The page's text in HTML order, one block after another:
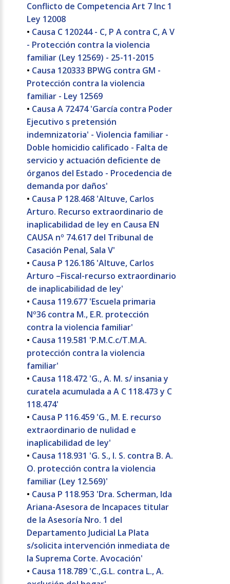
Conflicto de Competencia Art 7 Inc 1
Ley 12008
• Causa C 120244 - C, P A contra C, A V
- Protección contra la violencia
familiar (Ley 12569) - 25-11-2015
• Causa 120333 BPWG contra GM -
Protección contra la violencia
familiar - Ley 12569
• Causa A 72474 'García contra Poder
Ejecutivo s pretensión
indemnizatoria' - Violencia familiar -
Doble homicidio calificado - Falta de
servicio y actuación deficiente de
órganos del Estado - Procedencia de
demanda por daños'
• Causa P 128.468 'Altuve, Carlos
Arturo. Recurso extraordinario de
inaplicabilidad de ley en Causa EN
CAUSA nº 74.617 del Tribunal de
Casación Penal, Sala V'
• Causa P 126.186 'Altuve, Carlos
Arturo –Fiscal-recurso extraordinario
de inaplicabilidad de ley'
• Causa 119.677 'Escuela primaria
Nº36 contra M., E.R. protección
contra la violencia familiar'
• Causa 119.581 'P.M.C.c/T.M.A.
protección contra la violencia
familiar'
• Causa 118.472 'G., A. M. s/ insania y
curatela acumulada a A C 118.473 y C
118.474'
• Causa P 116.459 'G., M. E. recurso
extraordinario de nulidad e
inaplicabilidad de ley'
• Causa 118.931 'G. S., I. S. contra B. A.
O. protección contra la violencia
familiar (Ley 12.569)'
• Causa P 118.953 'Dra. Scherman, Ida
Ariana-Asesora de Incapaces titular
de la Asesoría Nro. 1 del
Departamento Judicial La Plata
s/solicita intervención inmediata de
la Suprema Corte. Avocación'
• Causa 118.789 'C.,G.L. contra L., A.